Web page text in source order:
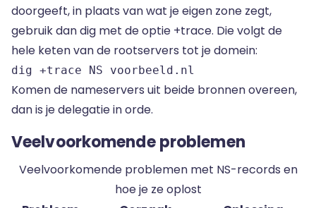
doorgeeft, in plaats van wat je eigen zone zegt,
gebruik dan dig met de optie +trace. Die volgt de
hele keten van de rootservers tot je domein:
dig +trace NS voorbeeld.nl
Komen de nameservers uit beide bronnen overeen,
dan is je delegatie in orde.
Veelvoorkomende problemen
Veelvoorkomende problemen met NS-records en
hoe je ze oplost